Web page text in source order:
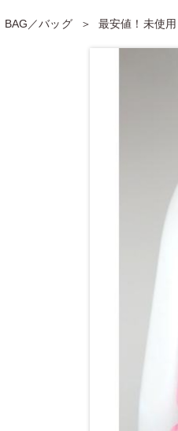
BAG／バッグ 最安値！未使